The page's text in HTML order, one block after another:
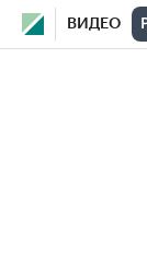
ВИДЕО